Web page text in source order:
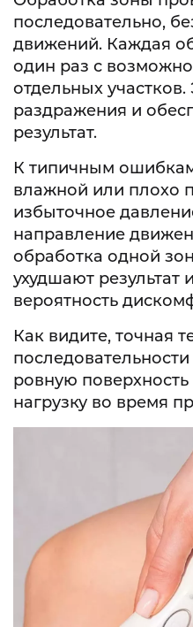
последовательно,
движений. Каждая
один раз с
отдельных
раздражения и
результат.
К типичным
влажной или плохо
избыточное
направление
обработка одной
ухудшают
вероятность
Как видите, точная
ровную
нагрузку во время